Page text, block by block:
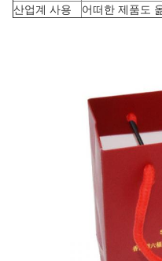
산업계 사용
어떠한 제품도